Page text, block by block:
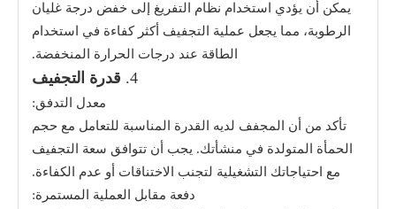
يمكن أن يؤدي استخدام نظام التفريغ إلى خفض درجة غليان
الرطوبة، مما يجعل عملية التجفيف أكثر كفاءة في استخدام
الطاقة عند درجات الحرارة المنخفضة.
4. قدرة التجفيف
معدل التدفق:
تأكد من أن المجفف لديه القدرة المناسبة للتعامل مع حجم
الحمأة المتولدة في منشأتك. يجب أن تتوافق سعة التجفيف
مع احتياجاتك التشغيلية لتجنب الاختناقات أو عدم الكفاءة.
دفعة مقابل العملية المستمرة: